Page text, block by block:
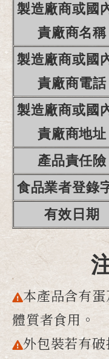
製造廠商或國
責廠商名稱
製造廠商或國
責廠商電話
製造廠商或國
責廠商地址
產品責任險
食品業者登錄
有效日期
本產品含有
體質者食用。
外包裝若有